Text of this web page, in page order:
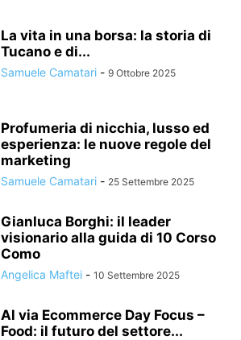
La vita in una borsa: la storia di
Tucano e di...
Samuele Camatari - 9 Ottobre 2025
Profumeria di nicchia, lusso ed
esperienza: le nuove regole del
marketing
Samuele Camatari - 25 Settembre 2025
Gianluca Borghi: il leader
visionario alla guida di 10 Corso
Como
Angelica Maftei - 10 Settembre 2025
Al via Ecommerce Day Focus –
Food: il futuro del settore...